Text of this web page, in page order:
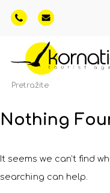
Nothing
It seems we can’t find
searching can help.